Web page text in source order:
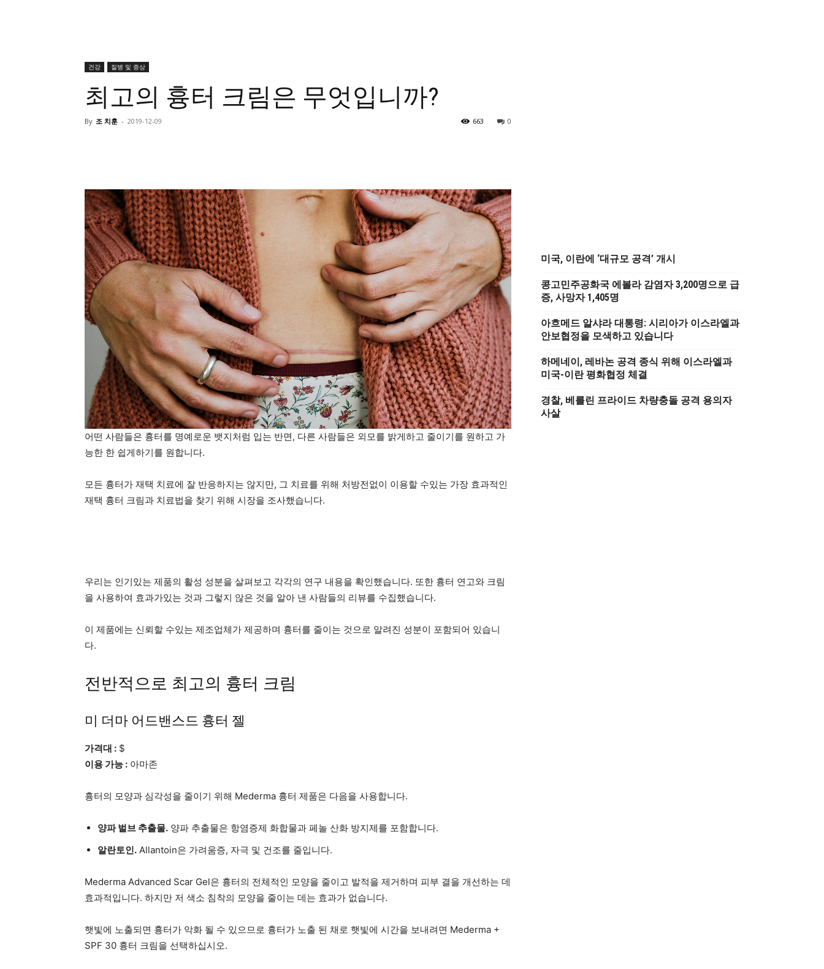
건강 질병 및 증상
최고의 흉터 크림은 무엇입니까?
By 조 치훈 - 2019-12-09 0
663
어떤 사람들은 흉터를 명예로운 뱃지처럼 입는 반면, 다른 사람들은 외모를 밝게하고 줄이기를 원하고 가
능한 한 쉽게하기를 원합니다.
모든 흉터가 재택 치료에 잘 반응하지는 않지만, 그 치료를 위해 처방전없이 이용할 수있는 가장 효과적인
재택 흉터 크림과 치료법을 찾기 위해 시장을 조사했습니다.
우리는 인기있는 제품의 활성 성분을 살펴보고 각각의 연구 내용을 확인했습니다. 또한 흉터 연고와 크림
을 사용하여 효과가있는 것과 그렇지 않은 것을 알아 낸 사람들의 리뷰를 수집했습니다.
이 제품에는 신뢰할 수있는 제조업체가 제공하며 흉터를 줄이는 것으로 알려진 성분이 포함되어 있습니
다.
전반적으로 최고의 흉터 크림
미 더마 어드밴스드 흉터 젤
가격대 : $
이용 가능 : 아마존
흉터의 모양과 심각성을 줄이기 위해 Mederma 흉터 제품은 다음을 사용합니다.
양파 벌브 추출물. 양파 추출물은 항염증제 화합물과 페놀 산화 방지제를 포함합니다.
알란토인. Allantoin은 가려움증, 자극 및 건조를 줄입니다.
Mederma Advanced Scar Gel은 흉터의 전체적인 모양을 줄이고 발적을 제거하며 피부 결을 개선하는 데
효과적입니다. 하지만 저 색소 침착의 모양을 줄이는 데는 효과가 없습니다.
햇빛에 노출되면 흉터가 악화 될 수 있으므로 흉터가 노출 된 채로 햇빛에 시간을 보내려면 Mederma +
SPF 30 흉터 크림을 선택하십시오.
미국, 이란에 ‘대규모 공격’ 개시
콩고민주공화국 에볼라 감염자 3,200명으로 급
증, 사망자 1,405명
아흐메드 알샤라 대통령: 시리아가 이스라엘과
안보협정을 모색하고 있습니다
하메네이, 레바논 공격 종식 위해 이스라엘과
미국-이란 평화협정 체결
경찰, 베를린 프라이드 차량충돌 공격 용의자
사살